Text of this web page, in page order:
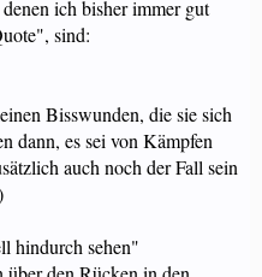
ich bisher immer gut
sind:
Bisswunden, die sie sich
dann, es sei von Kämpfen
auch noch der Fall sein
hindurch sehen"